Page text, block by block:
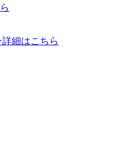
細はこちら